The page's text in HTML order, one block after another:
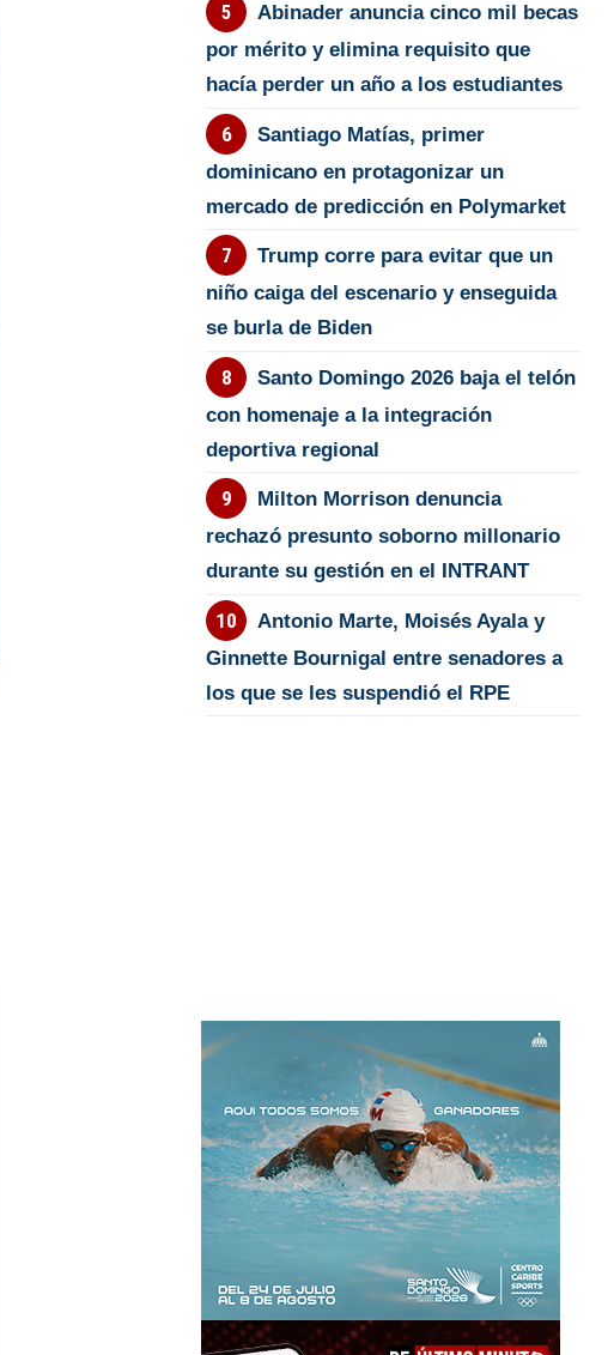
Abinader anuncia cinco mil becas
por mérito y elimina requisito que
hacía perder un año a los estudiantes
Santiago Matías, primer
dominicano en protagonizar un
mercado de predicción en Polymarket
Trump corre para evitar que un
niño caiga del escenario y enseguida
se burla de Biden
Santo Domingo 2026 baja el telón
con homenaje a la integración
deportiva regional
Milton Morrison denuncia
rechazó presunto soborno millonario
durante su gestión en el INTRANT
Antonio Marte, Moisés Ayala y
Ginnette Bournigal entre senadores a
los que se les suspendió el RPE